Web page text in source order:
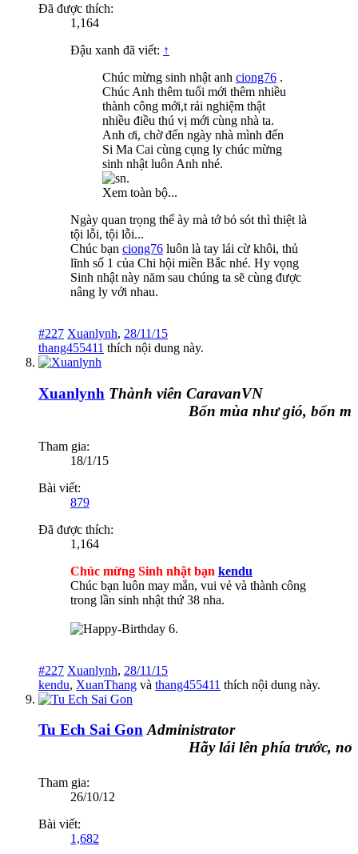
Đã được thích:
1,164
Đậu xanh đã viết: ↑
Chúc mừng sinh nhật anh ciong76 .
Chúc Anh thêm tuổi mới thêm nhiều
thành công mới,t rải nghiệm thật
nhiều điều thú vị mới cùng nhà ta.
Anh ơi, chờ đến ngày nhà mình đến
Si Ma Cai cùng cụng ly chúc mừng
sinh nhật luôn Anh nhé.
Xem toàn bộ...
Ngày quan trọng thế ày mà tớ bỏ sót thì thiệt là
tội lỗi, tội lỗi...
Chúc bạn ciong76 luôn là tay lái cừ khôi, thủ
lĩnh số 1 của Chi hội miền Bắc nhé. Hy vọng
Sinh nhật này năm sau chúng ta sẽ cùng được
nâng ly với nhau.
#227 Xuanlynh, 28/11/15
thang455411 thích nội dung này.
Xuanlynh Thành viên CaravanVN
Bốn mùa như gió, bốn
Tham gia:
18/1/15
Bài viết:
879
Đã được thích:
1,164
Chúc mừng Sinh nhật bạn kendu
Chúc bạn luôn may mắn, vui vẻ và thành công
trong lần sinh nhật thứ 38 nha.
#227 Xuanlynh, 28/11/15
kendu, XuanThang và thang455411 thích nội dung này.
Tu Ech Sai Gon Administrator
Hãy lái lên phía trước, nơi
Tham gia:
26/10/12
Bài viết:
1,682